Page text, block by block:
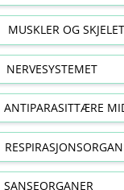
MUSKLER OG
NERVESYSTEMET
ANTIPARASITTÆRE
SANSEORGANER